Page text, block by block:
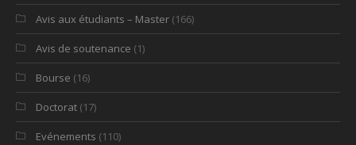
Avis aux étudiants – Master (166)
Avis de soutenance (1)
Bourse (16)
Doctorat (17)
Evénements (110)